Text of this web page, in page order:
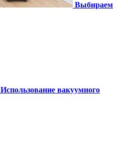
Выбираем
Использование вакуумного